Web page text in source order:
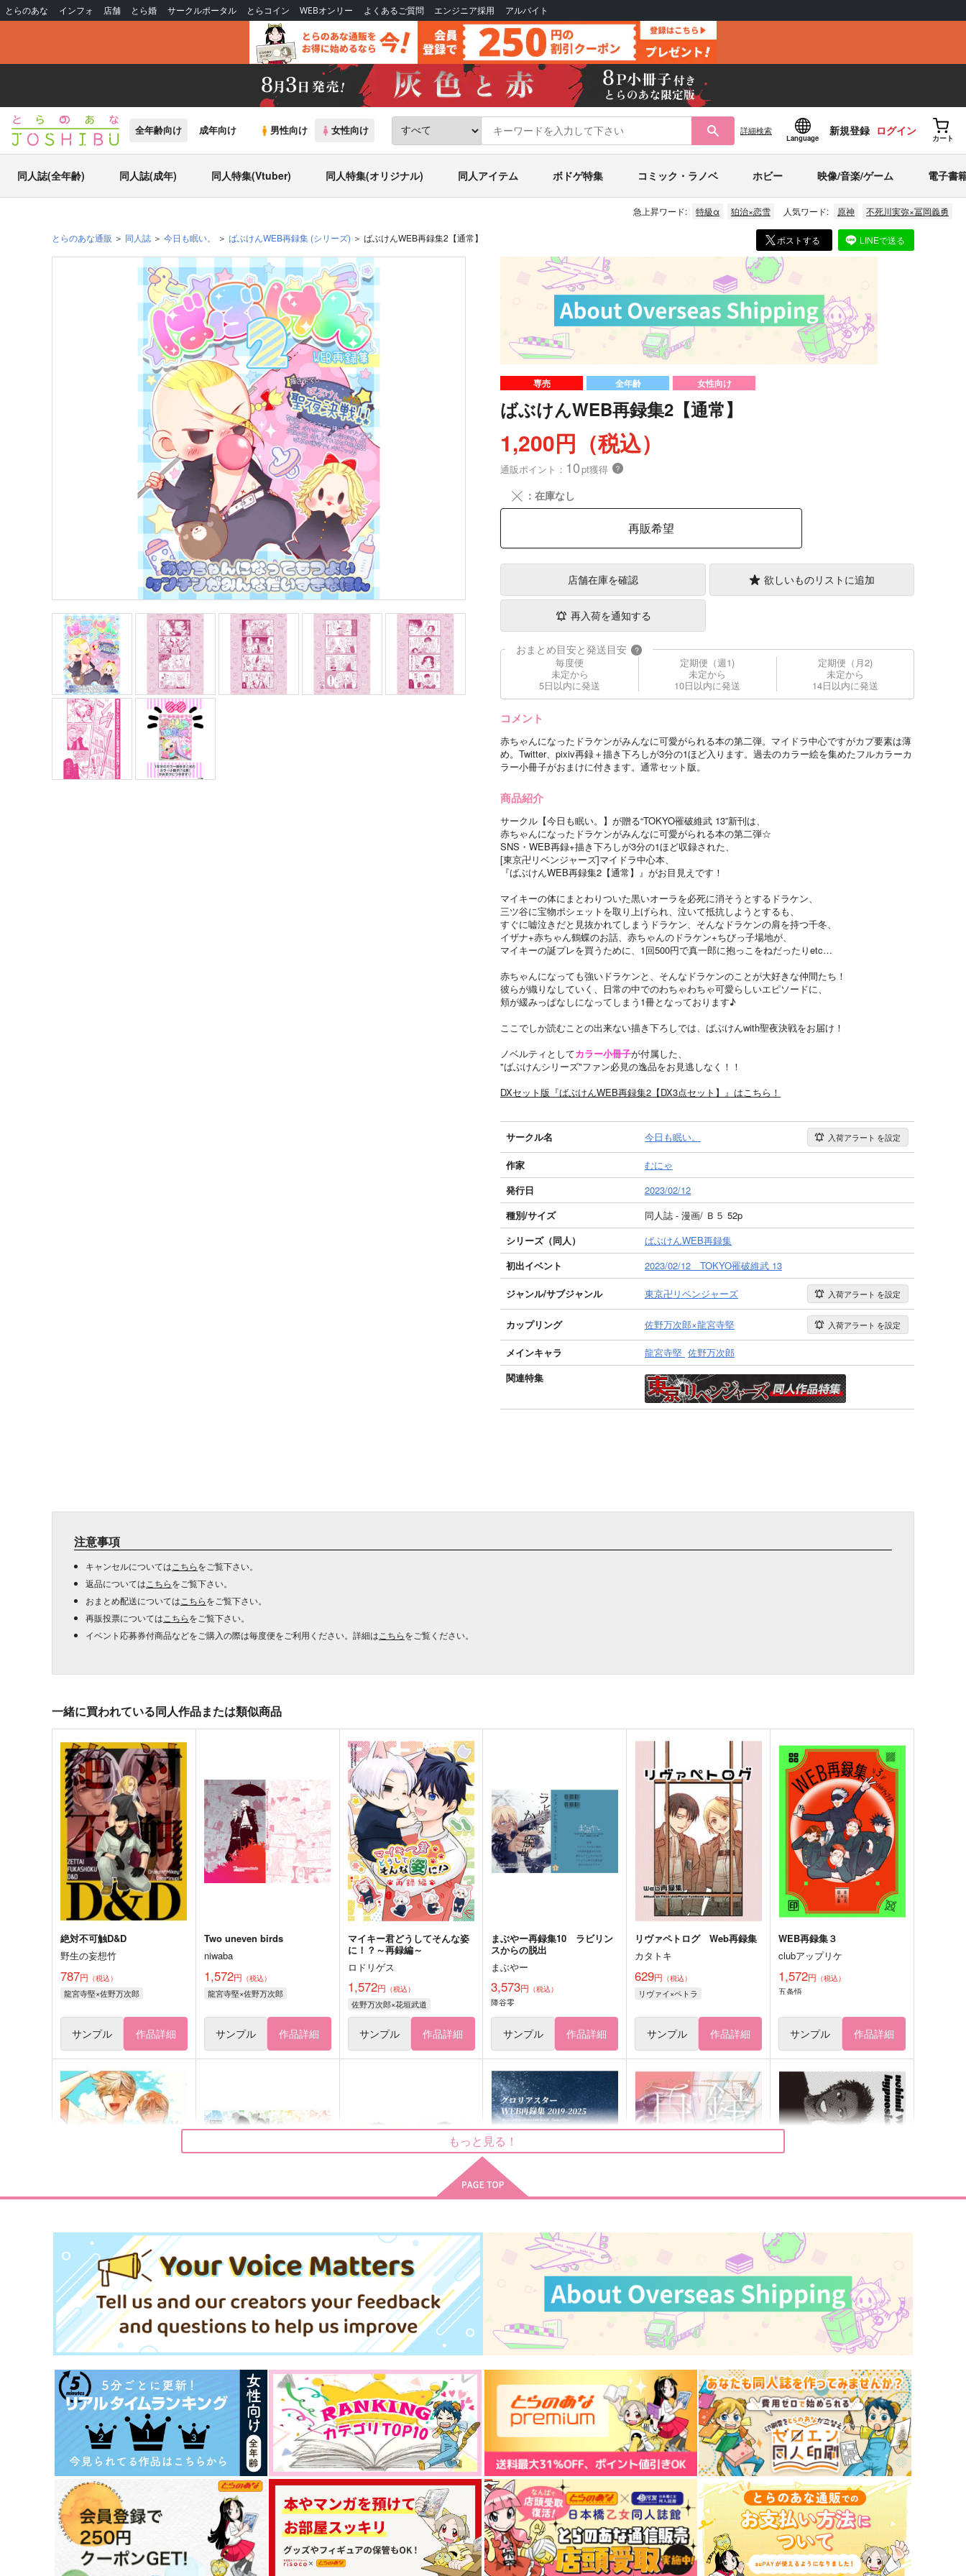
とらのあな インフォ 店舗 とら婚 サークルポータル とらコイン WEBオンリー よくあるご質問 エンジニア採用 アルバイト
全年齢向け 成年向け 男性向け 女性向け 詳細検索
Language
新規登録 ログイン
カート
同人誌(全年齢) 同人誌(成年) 同人特集(Vtuber) 同人特集(オリジナル) 同人アイテム ボドゲ特集 コミック・ラノベ ホビー 映像/音楽/ゲーム 電子書
急上昇ワード: 特級α 狛治×恋雪 人気ワード: 原神 不死川実弥×冨岡義勇
とらのあな通販 同人誌 今日も眠い。 ばぶけんWEB再録集 (シリーズ) ばぶけんWEB再録集2【通常】 ポストする LINEで送る
専売 全年齢 女性向け
ばぶけんWEB再録集2【通常】
1,200円（税込）
通販ポイント： 10pt獲得 ？
╳ ：在庫なし
再販希望
店舗在庫を確認 欲しいものリストに追加
再入荷を通知する
おまとめ目安と発送目安 ?
毎度便
未定から
5日以内に発送
定期便（週1)
未定から
10日以内に発送
定期便（月2)
未定から
14日以内に発送
コメント
赤ちゃんになったドラケンがみんなに可愛がられる本の第二弾。マイドラ中心ですがカプ要素は薄
め。Twitter、pixiv再録＋描き下ろしが3分の1ほど入ります。過去のカラー絵を集めたフルカラーカ
ラー小冊子がおまけに付きます。通常セット版。
商品紹介
サークル【今日も眠い。】が贈る“TOKYO罹破維武 13”新刊は、
赤ちゃんになったドラケンがみんなに可愛がられる本の第二弾☆
SNS・WEB再録+描き下ろしが3分の1ほど収録された、
[東京卍リベンジャーズ]マイドラ中心本、
『ばぶけんWEB再録集2【通常】』がお目見えです！
マイキーの体にまとわりついた黒いオーラを必死に消そうとするドラケン、
三ツ谷に宝物ポシェットを取り上げられ、泣いて抵抗しようとするも、
すぐに嘘泣きだと見抜かれてしまうドラケン、そんなドラケンの肩を持つ千冬、
イザナ+赤ちゃん鶴蝶のお話、赤ちゃんのドラケン+ちびっ子場地が、
マイキーの誕プレを買うために、1回500円で真一郎に抱っこをねだったりetc…
赤ちゃんになっても強いドラケンと、そんなドラケンのことが大好きな仲間たち！
彼らが織りなしていく、日常の中でのわちゃわちゃ可愛らしいエピソードに、
頬が緩みっぱなしになってしまう1冊となっております♪
ここでしか読むことの出来ない描き下ろしでは、ばぶけんwith聖夜決戦をお届け！
ノベルティとしてカラー小冊子が付属した、
"ばぶけんシリーズ"ファン必見の逸品をお見逃しなく！！
DXセット版『ばぶけんWEB再録集2【DX3点セット】』はこちら！
サークル名 今日も眠い。 入荷アラート を設定
作家
むにゃ
発行日
2023/02/12
種別/サイズ
同人誌 - 漫画/ Ｂ５ 52p
シリーズ（同人）
ばぶけんWEB再録集
初出イベント
2023/02/12 TOKYO罹破維武 13
ジャンル/サブジャンル 東京卍リベンジャーズ 入荷アラート を設定
カップリング 佐野万次郎×龍宮寺堅 入荷アラート を設定
メインキャラ 龍宮寺堅 佐野万次郎
関連特集
注意事項
キャンセルについては こちらをご覧下さい。
返品については こちらをご覧下さい。
おまとめ配送については こちらをご覧下さい。
再販投票については こちらをご覧下さい。
イベント応募券付商品などをご購入の際は毎度便をご利用ください。詳細は こちらをご覧ください。
一緒に買われている同人作品または類似商品
絶対不可触D&D
野生の妄想竹
787円 （税込）
龍宮寺堅×佐野万次郎
サンプル 作品詳細
Two uneven birds
niwaba
1,572円 （税込）
龍宮寺堅×佐野万次郎
サンプル 作品詳細
マイキー君どうしてそんな姿
に！？～再録編～
ロドリゲス
1,572円 （税込）
佐野万次郎×花垣武道
サンプル 作品詳細
まぶやー再録集10 ラビリン
スからの脱出
まぶやー
3,573円 （税込）
降谷零
サンプル 作品詳細
リヴァペトログ Web再録集
カタトキ
629円 （税込）
リヴァイ×ペトラ
サンプル 作品詳細
WEB再録集３
clubアップリケ
1,572円 （税込）
五条悟
サンプル 作品詳細
[ug]WEB再録集/Love
ug
2,200 円（税込）
清峰葉流火×要圭
All Birds 卍web再録集
2,594円（税込）
場地圭介
24/7 -WEB再録集-
1,100円（税込）
宮城リョータ×三井寿
グロリアスターWEB再録集
（税込）
石神千空×あさぎりゲン
@ttk_dcst司千WEB再録集
トトコマチ
1,572円
獅子王司×石神千空
WEB再録集
330円 （税込）
もっと見る！